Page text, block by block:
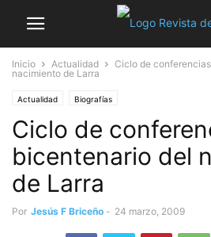
Inicio Actualidad
Ciclo de
nacimiento de Larra
Actualidad Biografías
Ciclo de
bicentenario del
de Larra
Por Jesús F Briceño - 24 marzo, 2009